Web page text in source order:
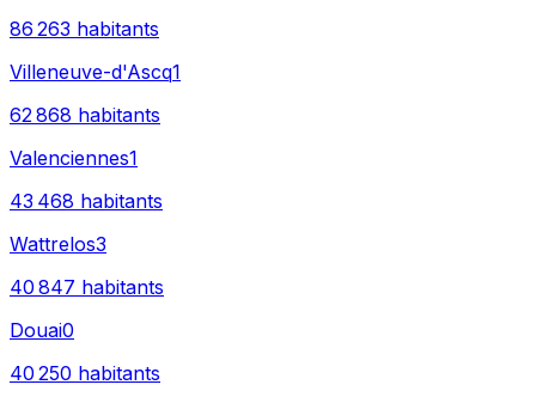
86 263 habitants
Villeneuve-d'Ascq1
62 868 habitants
Valenciennes1
43 468 habitants
Wattrelos3
40 847 habitants
Douai0
40 250 habitants